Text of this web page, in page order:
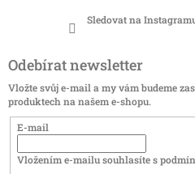
Sledovat na
Odebírat newsletter
Vložte svůj e-mail a my vám budeme
produktech na našem e-shopu.
E-mail
Vložením e-mailu souhlasíte s